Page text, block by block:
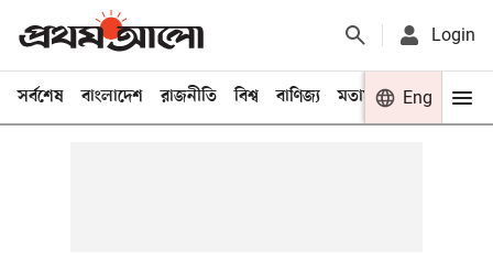
Login
সর্বশেষ বাংলাদেশ রাজনীতি বিশ্ব বাণিজ্য মতামত খেলা
Eng